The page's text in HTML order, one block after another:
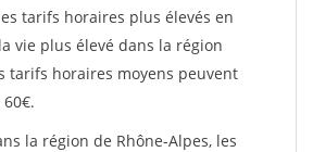
tarifs horaires plus élevés en
vie plus élevé dans la région
tarifs horaires moyens peuvent
la région de Rhône-Alpes, les